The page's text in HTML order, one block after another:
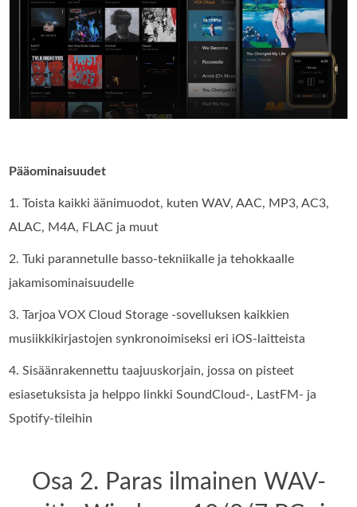
Pääominaisuudet
1. Toista kaikki äänimuodot, kuten WAV, AAC, MP3, AC3,
ALAC, M4A, FLAC ja muut
2. Tuki parannetulle basso-tekniikalle ja tehokkaalle
jakamisominaisuudelle
3. Tarjoa VOX Cloud Storage -sovelluksen kaikkien
musiikkikirjastojen synkronoimiseksi eri iOS-laitteista
4. Sisäänrakennettu taajuuskorjain, jossa on pisteet
esiasetuksista ja helppo linkki SoundCloud-, LastFM- ja
Spotify-tileihin
Osa 2. Paras ilmainen WAV-